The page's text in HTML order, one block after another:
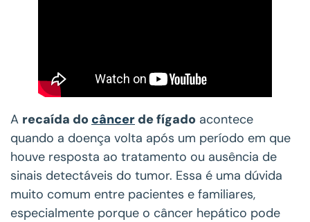
A recaída do câncer de fígado acontece
quando a doença volta após um período em que
houve resposta ao tratamento ou ausência de
sinais detectáveis do tumor. Essa é uma dúvida
muito comum entre pacientes e familiares,
especialmente porque o câncer hepático pode